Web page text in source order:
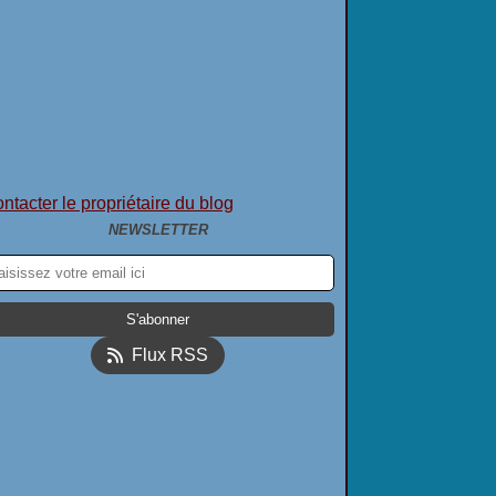
le propriétaire du blog
NEWSLETTER
Flux RSS